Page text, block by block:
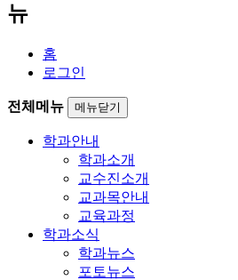
뉴
홈
로그인
전체메뉴 메뉴닫기
학과안내
학과소개
교수진소개
교과목안내
교육과정
학과소식
학과뉴스
포토뉴스